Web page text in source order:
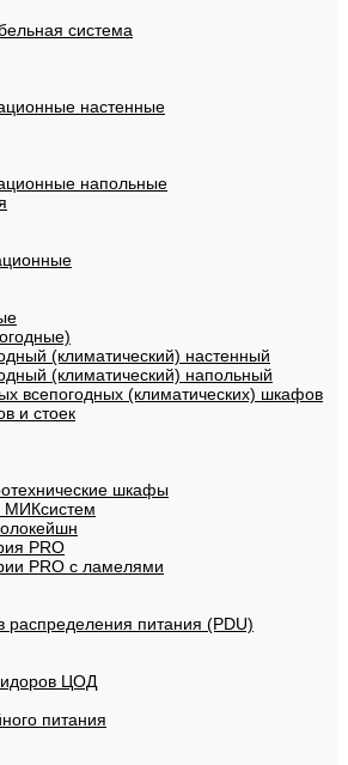
система
настенные
напольные
(климатический) настенный
(климатический) напольный
всепогодных (климатических) шкафов
и стоек
шкафы
PRO
PRO с ламелями
распределения питания (PDU)
ЦОД
питания